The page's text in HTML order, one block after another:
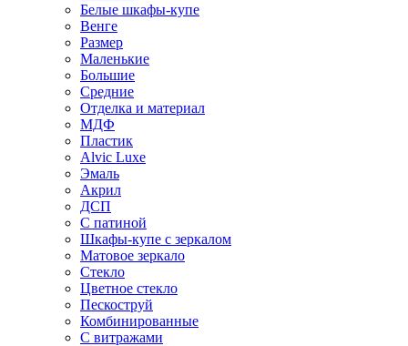
Белые шкафы-купе
Венге
Размер
Маленькие
Большие
Средние
Отделка и материал
МДФ
Пластик
Alvic Luxe
Эмаль
Акрил
ДСП
С патиной
Шкафы-купе с зеркалом
Матовое зеркало
Стекло
Цветное стекло
Пескоструй
Комбинированные
С витражами